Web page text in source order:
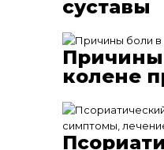
суставы
колене